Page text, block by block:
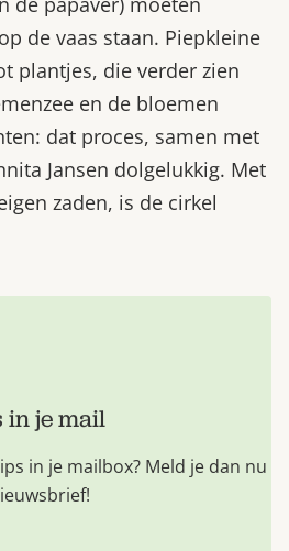
de vaas staan. Piepkleine
plantjes, die verder zien
en de bloemen
dat proces, samen met
Jansen dolgelukkig. Met
zaden, is de cirkel
in je mail
in je mailbox? Meld je dan nu